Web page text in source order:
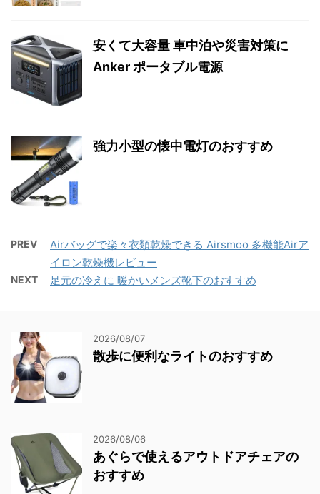
安くて大容量 車中泊や災害対策に
Anker ポータブル電源
強力小型の懐中電灯のおすすめ
PREV
Airバッグで楽々衣類乾燥できる Airsmoo 多機能Airア
イロン乾燥機レビュー
NEXT 足元の冷えに 暖かいメンズ靴下のおすすめ
2026/08/07
散歩に便利なライトのおすすめ
2026/08/06
あぐらで使えるアウトドアチェアの
おすすめ